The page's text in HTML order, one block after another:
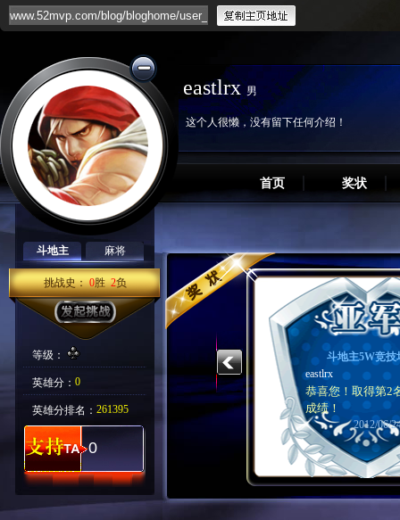
eastlrx 男
这个人很懒，没有留下任何介绍！
首页 奖状
斗地主 麻将
挑战史：0胜2负
等级：
英雄分： 0
英雄分排名： 261395
0
斗地主5W竞技
eastlrx
恭喜您！取得第2
成绩！
2012/06/